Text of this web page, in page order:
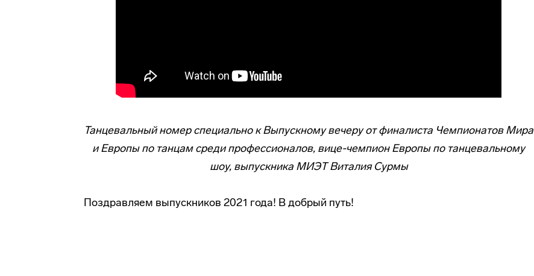
Танцевальный номер специально к Выпускному вечеру от финалиста Чемпионатов Мира
и Европы по танцам среди профессионалов, вице-чемпион Европы по танцевальному
шоу, выпускника МИЭТ Виталия Сурмы
Поздравляем выпускников 2021 года! В добрый путь!